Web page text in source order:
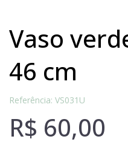
vaso verde cerâmica
46 cm
Referência: VS031U
R$ 60,00